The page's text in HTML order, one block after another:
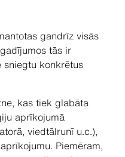
gandrīz visās
tās ir
konkrētus
kas tiek glabāta
aprīkojumā
viedtālrunī u.c.),
Piemēram,